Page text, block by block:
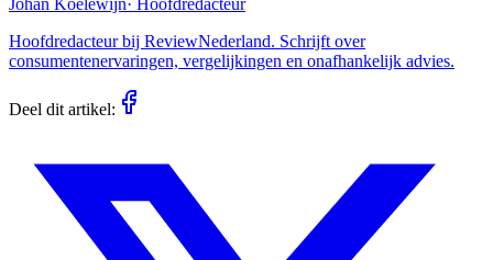
Johan Koelewijn· Hoofdredacteur
Hoofdredacteur bij ReviewNederland. Schrijft over
consumentenervaringen, vergelijkingen en onafhankelijk advies.
Deel dit artikel: